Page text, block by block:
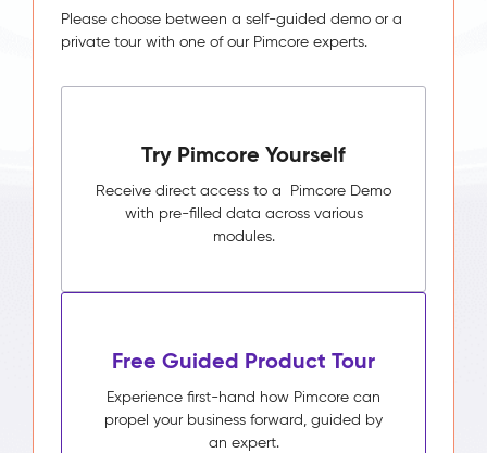
Please choose between a self-guided demo or a
private tour with one of our Pimcore experts.
Try Pimcore Yourself
Receive direct access to a Pimcore Demo
with pre-filled data across various
modules.
Free Guided Product Tour
Experience first-hand how Pimcore can
propel your business forward, guided by
an expert.